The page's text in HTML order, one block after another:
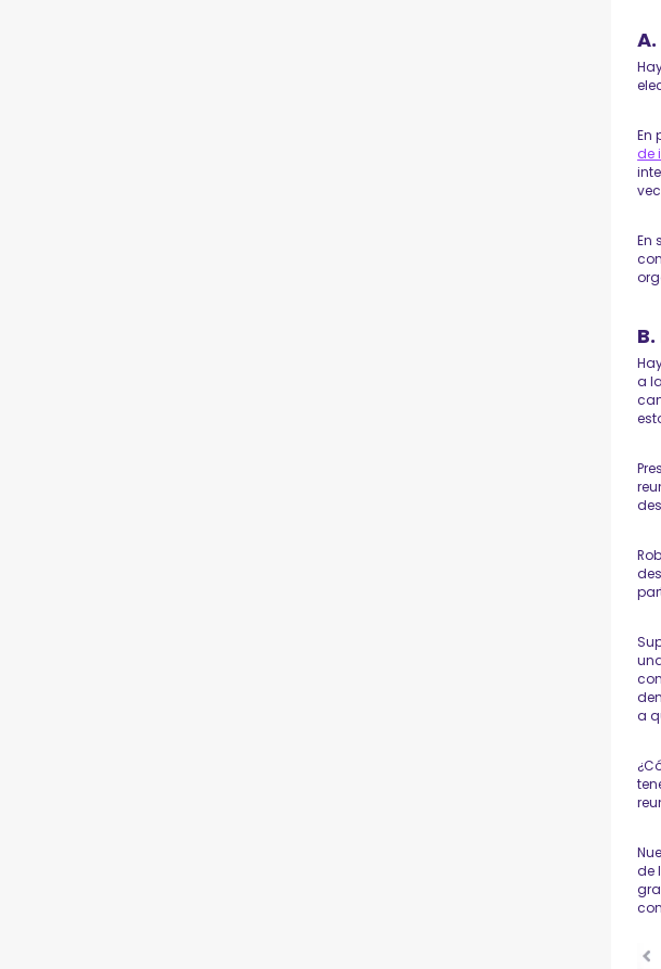
En
de
En
a
a
de